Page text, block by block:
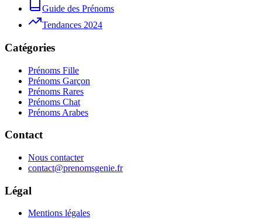
Guide des Prénoms
Tendances 2024
Catégories
Prénoms Fille
Prénoms Garçon
Prénoms Rares
Prénoms Chat
Prénoms Arabes
Contact
Nous contacter
contact@prenomsgenie.fr
Légal
Mentions légales